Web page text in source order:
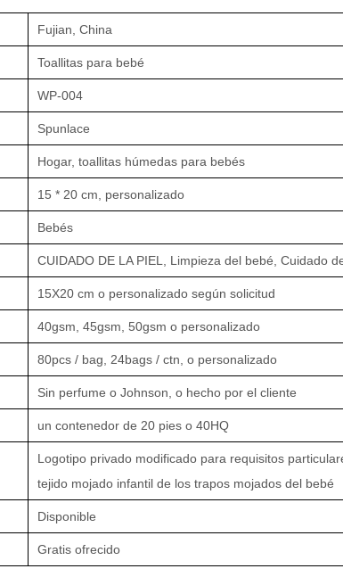
Fujian, China
Toallitas para bebé
WP-004
Spunlace
Hogar, toallitas húmedas para bebés
15 * 20 cm, personalizado
Bebés
CUIDADO DE LA PIEL, Limpieza del bebé, Cuidado
15X20 cm o personalizado según solicitud
40gsm, 45gsm, 50gsm o personalizado
80pcs / bag, 24bags / ctn, o personalizado
Sin perfume o Johnson, o hecho por el cliente
un contenedor de 20 pies o 40HQ
Logotipo privado modificado para requisitos
tejido mojado infantil de los trapos mojados del bebé
Disponible
Gratis ofrecido